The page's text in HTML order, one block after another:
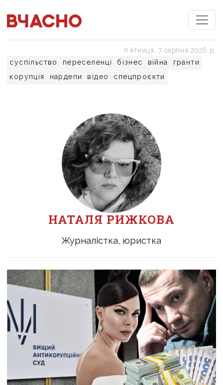
суспільство переселенці бізнес війна
гранти
корупція
нардепи відео спецпроєкти
пʼятниця, 7 серпня 2026 р.
НАТАЛЯ РИЖКОВА
Журналістка, юристка